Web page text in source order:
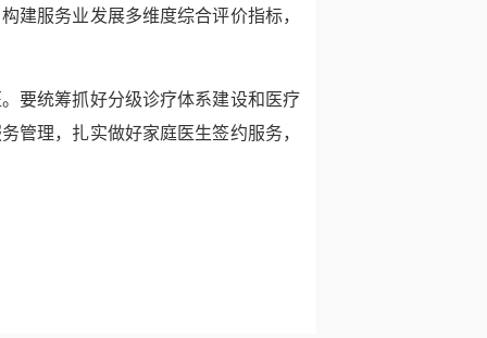
建服务业发展多维度综合评价指标，
要统筹抓好分级诊疗体系建设和医疗
管理，扎实做好家庭医生签约服务，